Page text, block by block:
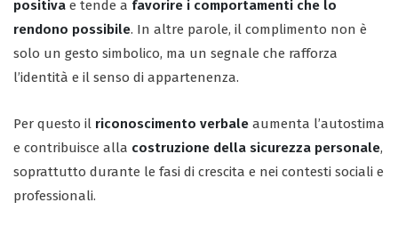
positiva e tende a favorire i comportamenti che lo
rendono possibile. In altre parole, il complimento non è
solo un gesto simbolico, ma un segnale che rafforza
l’identità e il senso di appartenenza.
Per questo il riconoscimento verbale aumenta l’autostima
e contribuisce alla costruzione della sicurezza personale,
soprattutto durante le fasi di crescita e nei contesti sociali e
professionali.